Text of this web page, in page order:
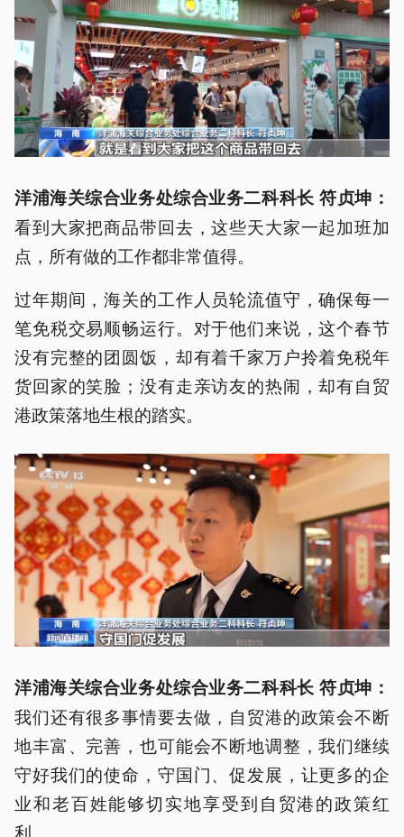
洋浦海关综合业务处综合业务二科科长 符贞坤：
看到大家把商品带回去，这些天大家一起加班加
点，所有做的工作都非常值得。
过年期间，海关的工作人员轮流值守，确保每一
笔免税交易顺畅运行。对于他们来说，这个春节
没有完整的团圆饭，却有着千家万户拎着免税年
货回家的笑脸；没有走亲访友的热闹，却有自贸
港政策落地生根的踏实。
洋浦海关综合业务处综合业务二科科长 符贞坤：
我们还有很多事情要去做，自贸港的政策会不断
地丰富、完善，也可能会不断地调整，我们继续
守好我们的使命，守国门、促发展，让更多的企
业和老百姓能够切实地享受到自贸港的政策红
利。